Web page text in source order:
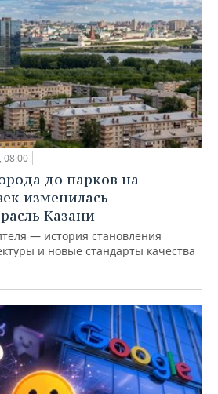
08:00
до парков на
изменилась
Казани
— история становления
и новые стандарты качества